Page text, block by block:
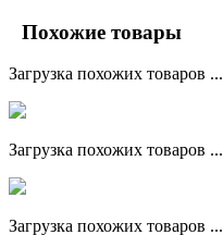
Похожие товары
Загрузка похожих товаров ...
Загрузка похожих товаров ...
Загрузка похожих товаров ...